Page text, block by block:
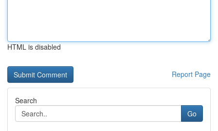
HTML is disabled
Report Page
Search
Go